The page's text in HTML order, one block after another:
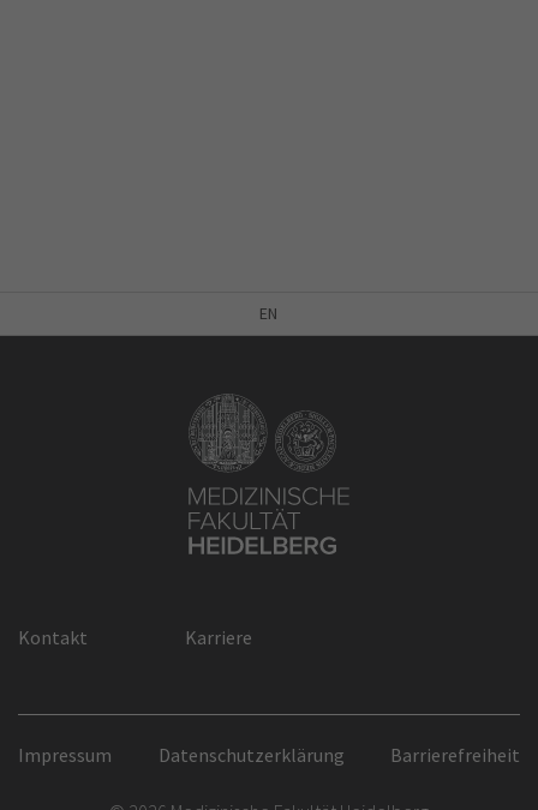
EN
Kontakt Karriere
Impressum Datenschutzerklärung Barrierefreiheit